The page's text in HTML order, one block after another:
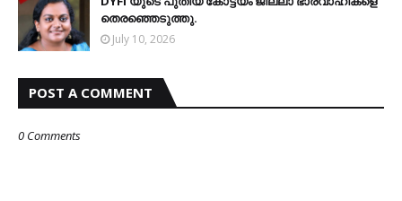
തെരഞ്ഞെടുത്തു.
July 10, 2026
POST A COMMENT
0 Comments